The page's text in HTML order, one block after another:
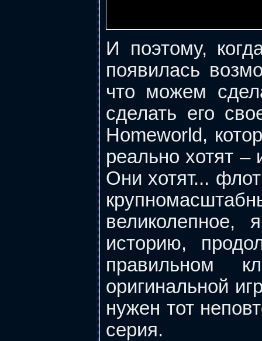
И поэтому,
появилась
что можем
сделать его
Homeworld,
реально хотят –
Они хотят...
великолепное,
историю,
правильном
оригинальной
нужен тот
серия.